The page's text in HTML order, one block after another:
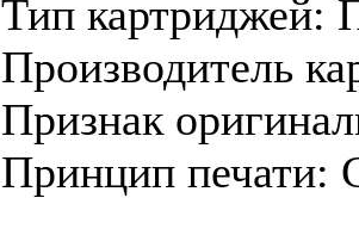
Тип картриджей:
Производитель
Признак
Принцип печати: